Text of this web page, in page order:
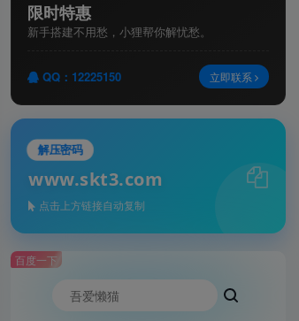
限时特惠
新手搭建不用愁，小狸帮你解忧愁。
QQ：12225150 立即联系
解压密码
www.skt3.com
点击上方链接自动复制
百度一下